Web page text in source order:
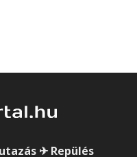
✈ Repülés